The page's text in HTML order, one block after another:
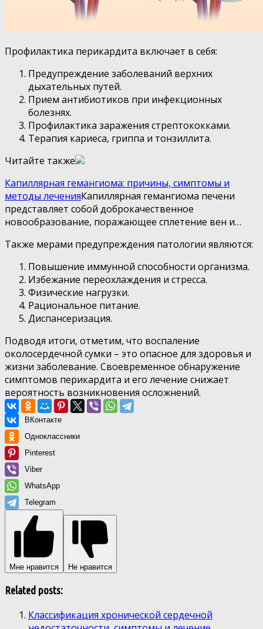
Профилактика перикардита включает в себя:
Предупреждение заболеваний верхних
дыхательных путей.
Прием антибиотиков при инфекционных
болезнях.
Профилактика заражения стрептококками.
Терапия кариеса, гриппа и тонзиллита.
Читайте также
Капиллярная гемангиома: причины, симптомы и
методы леченияКапиллярная гемангиома печени
представляет собой доброкачественное
новообразование, поражающее сплетение вен и…
Также мерами предупреждения патологии являются:
Повышение иммунной способности организма.
Избежание переохлаждения и стресса.
Физические нагрузки.
Рациональное питание.
Диспансеризация.
Подводя итоги, отметим, что воспаление
околосердечной сумки – это опасное для здоровья и
жизни заболевание. Своевременное обнаружение
симптомов перикардита и его лечение снижает
вероятность возникновения осложнений.
ВКонтакте
Одноклассники
Pinterest
Viber
WhatsApp
Telegram
Мне нравится Не нравится
Related posts:
Классификация хронической сердечной